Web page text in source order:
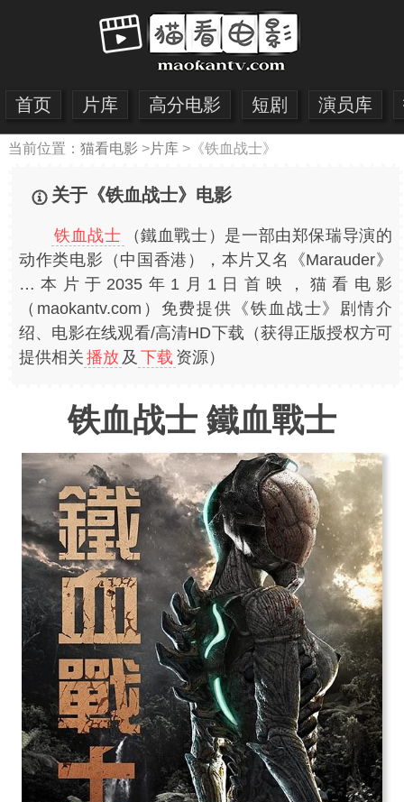
首页 片库 高分电影 短剧 演员库
当前位置： 猫看电影 >片库>《铁血战士》
关于《铁血战士》电影
铁血战士
（鐵血戰士）是一部由郑保瑞导演的
动作类电影（中国香港），本片又名《Marauder》
…本片于2035年1月1日首映，猫看电影
（maokantv.com）免费提供《铁血战士》剧情介
绍、电影在线观看/高清HD下载（获得正版授权方可
提供相关 播放 及 下载 资源）
铁血战士 鐵血戰士